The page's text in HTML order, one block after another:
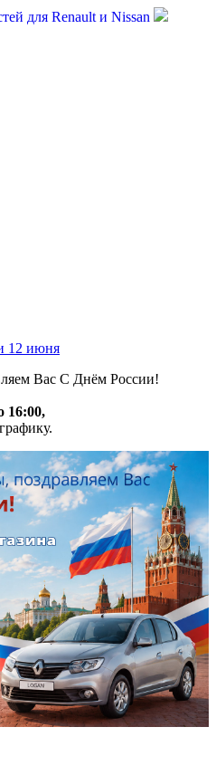
для Renault и Nissan
12 июня
Вас С Днём России!
16:00,